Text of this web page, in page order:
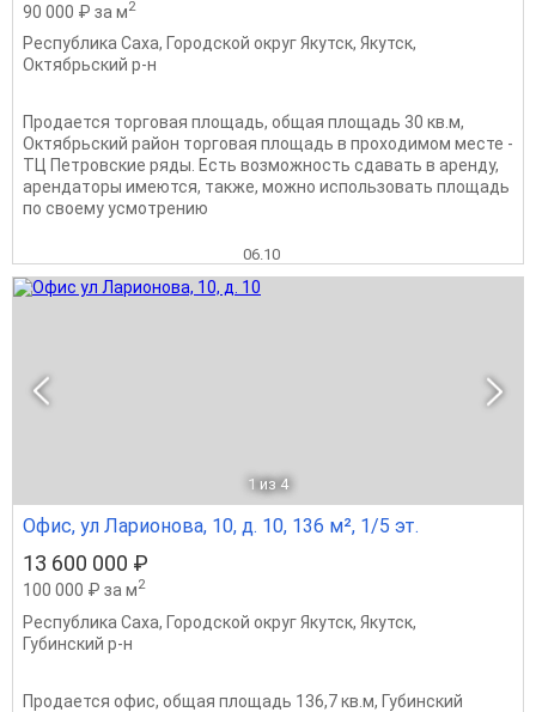
90 000 ₽ за м2
Республика Саха, Городской округ Якутск, Якутск,
Октябрьский р-н
Продается торговая площадь, общая площадь 30 кв.м,
Октябрьский район торговая площадь в проходимом месте -
ТЦ Петровские ряды. Есть возможность сдавать в аренду,
арендаторы имеются, также, можно использовать площадь
по своему усмотрению
06.10
1 из 4
Офис, ул Ларионова, 10, д. 10, 136 м², 1/5 эт.
13 600 000 ₽
100 000 ₽ за м2
Республика Саха, Городской округ Якутск, Якутск,
Губинский р-н
Продается офис, общая площадь 136,7 кв.м, Губинский